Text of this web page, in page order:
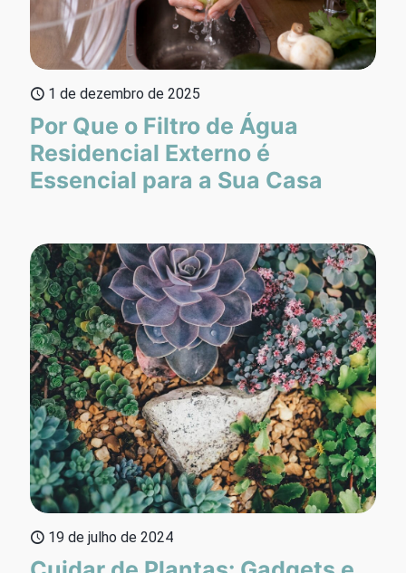
1 de dezembro de 2025
Por Que o Filtro de Água
Residencial Externo é
Essencial para a Sua Casa
19 de julho de 2024